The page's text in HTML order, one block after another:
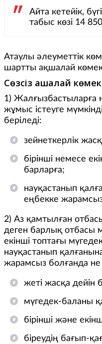
Айта кетейік,
табыс көзі 14
Атаулы әлеуметтік
шартты ақшалай көмек
Сөзсіз ақшалай
1) Жалғызбастыларға
жұмыс істеуге
беріледі:
зейнеткерлік
бірінші немесе
барларға;
науқастанып
еңбекке
2) Аз қамтылған
деген барлық отбасы
екінші топтағы
науқастанып
жарамсыз болғанда
жеті жасқа дейін
мүгедек-баланы
бірінші және
біреудің бағып-